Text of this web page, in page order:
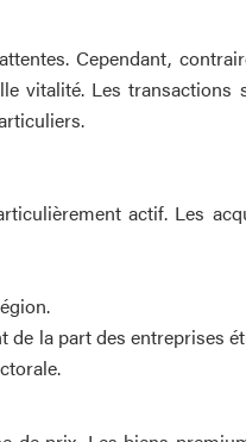
Cependant,
Les transactions
actif. Les
la part des entreprises